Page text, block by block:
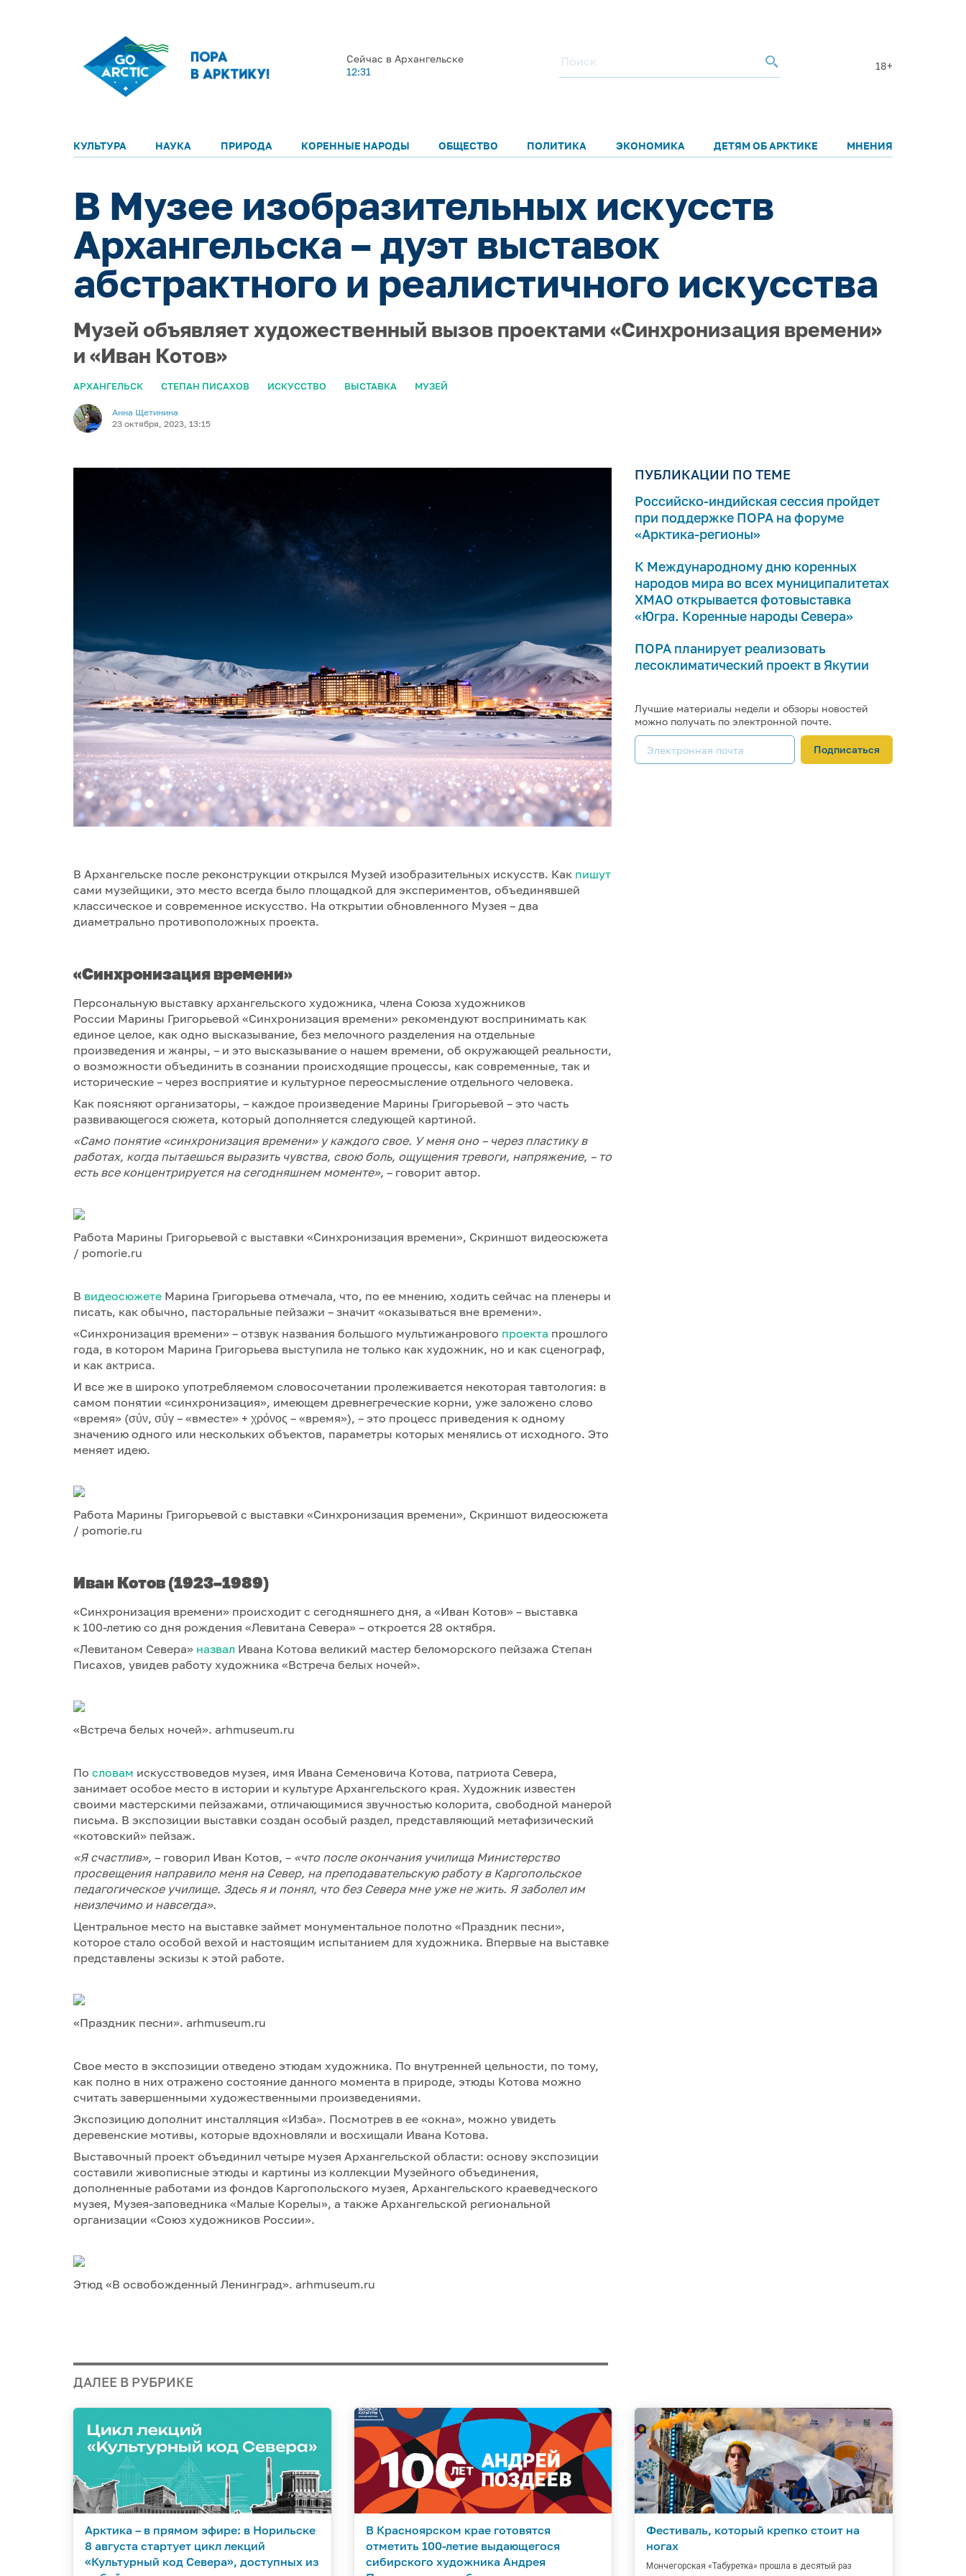
Сейчас в Архангельске
12:31
18+
КУЛЬТУРА НАУКА ПРИРОДА КОРЕННЫЕ НАРОДЫ ОБЩЕСТВО ПОЛИТИКА ЭКОНОМИКА ДЕТЯМ ОБ АРКТИКЕ МНЕНИЯ
В Музее изобразительных искусств
Архангельска – дуэт выставок
абстрактного и реалистичного искусства
Музей объявляет художественный вызов проектами «Синхронизация времени»
и «Иван Котов»
АРХАНГЕЛЬСК СТЕПАН ПИСАХОВ ИСКУССТВО ВЫСТАВКА МУЗЕЙ
Анна Щетинина
23 октября, 2023, 13:15
В Архангельске после реконструкции открылся Музей изобразительных искусств. Как пишут
сами музейщики, это место всегда было площадкой для экспериментов, объединявшей
классическое и современное искусство. На открытии обновленного Музея – два
диаметрально противоположных проекта.
«Синхронизация времени»
Персональную выставку архангельского художника, члена Союза художников
России Марины Григорьевой «Синхронизация времени» рекомендуют воспринимать как
единое целое, как одно высказывание, без мелочного разделения на отдельные
произведения и жанры, – и это высказывание о нашем времени, об окружающей реальности,
о возможности объединить в сознании происходящие процессы, как современные, так и
исторические – через восприятие и культурное переосмысление отдельного человека.
Как поясняют организаторы, – каждое произведение Марины Григорьевой – это часть
развивающегося сюжета, который дополняется следующей картиной.
«Само понятие«синхронизация времени»у каждого свое. У меня оно – через пластику в
работах, когдапытаешься выразить чувства, свою боль, ощущения тревоги, напряжение, –то
есть все концентрируетсяна сегодняшнем моменте», – говорит автор.
Работа Марины Григорьевой с выставки «Синхронизация времени», Скриншот видеосюжета
/ pomorie.ru
В видеосюжете Марина Григорьева отмечала, что, по ее мнению, ходить сейчас на пленеры и
писать, как обычно, пасторальные пейзажи – значит «оказываться вне времени».
«Синхронизация времени» – отзвук названия большого мультижанрового проекта прошлого
года, в котором Марина Григорьева выступила не только как художник, но и как сценограф,
и как актриса.
И все же в широко употребляемом словосочетании пролеживается некоторая тавтология: в
самом понятии «синхронизация», имеющем древнегреческие корни, уже заложено слово
«время» (σύν, σύγ – «вместе» + χρόνος – «время»), – это процесс приведения к одному
значению одного или нескольких объектов, параметры которых менялись от исходного. Это
меняет идею.
Работа Марины Григорьевой с выставки «Синхронизация времени», Скриншот видеосюжета
/ pomorie.ru
Иван Котов (1923–1989)
«Синхронизация времени» происходит с сегодняшнего дня, а «Иван Котов» – выставка
к 100-летию со дня рождения «Левитана Севера» – откроется 28 октября.
«Левитаном Севера» назвал Ивана Котова великий мастер беломорского пейзажа Степан
Писахов, увидев работу художника «Встреча белых ночей».
«Встреча белых ночей». arhmuseum.ru
По словам искусствоведов музея, имя Ивана Семеновича Котова, патриота Севера,
занимает особое место в истории и культуре Архангельского края. Художник известен
своими мастерскими пейзажами, отличающимися звучностью колорита, свободной манерой
письма. В экспозиции выставки создан особый раздел, представляющий метафизический
«котовский» пейзаж.
«Я счастлив», – говорил Иван Котов, – «что после окончания училища Министерство
просвещения направило меня на Север, на преподавательскую работу в Каргопольское
педагогическое училище. Здесь я и понял, что без Севера мне уже не жить. Я заболел им
неизлечимо и навсегда».
Центральное место на выставке займет монументальное полотно «Праздник песни»,
которое стало особой вехой и настоящим испытанием для художника. Впервые на выставке
представлены эскизы к этой работе.
«Праздник песни». arhmuseum.ru
Свое место в экспозиции отведено этюдам художника. По внутренней цельности, по тому,
как полно в них отражено состояние данного момента в природе, этюды Котова можно
считать завершенными художественными произведениями.
Экспозицию дополнит инсталляция «Изба». Посмотрев в ее «окна», можно увидеть
деревенские мотивы, которые вдохновляли и восхищали Ивана Котова.
Выставочный проект объединил четыре музея Архангельской области: основу экспозиции
составили живописные этюды и картины из коллекции Музейного объединения,
дополненные работами из фондов Каргопольского музея, Архангельского краеведческого
музея, Музея-заповедника «Малые Корелы», а также Архангельской региональной
организации «Союз художников России».
Этюд «В освобожденный Ленинград». arhmuseum.ru
ПУБЛИКАЦИИ ПО ТЕМЕ
Российско-индийская сессия пройдет
при поддержке ПОРА на форуме
«Арктика-регионы»
К Международному дню коренных
народов мира во всех муниципалитетах
ХМАО открывается фотовыставка
«Югра. Коренные народы Севера»
ПОРА планирует реализовать
лесоклиматический проект в Якутии
Лучшие материалы недели и обзоры новостей
можно получать по электронной почте.
Подписаться
ДАЛЕЕ В РУБРИКЕ
Арктика – в прямом эфире: в Норильске
8 августа стартует цикл лекций
«Культурный код Севера», доступных из
В Красноярском крае готовятся
отметить 100-летие выдающегося
сибирского художника Андрея
Фестиваль, который крепко стоит на
ногах
Мончегорская «Табуретка» прошла в десятый раз